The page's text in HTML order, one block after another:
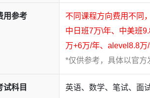
物坊创新实验基地
校培养创新人才的重要平台
VEX机器人、无人机在内
程不仅涵盖了当前科技领域的前沿技术
过实践操作和项目驱动的教学模式
98%被澳洲前3名校录取。
新加坡方向： 多位学生录取 新加坡国立
中国香港及澳门方向：四十余位学生
被
学、香港城市大学、澳门城市大学等港澳
德国方向： 近两百封德国名校录取
用参考
不同课程方向费用不同
中日班7万\年、中美班
万+6万/年、alevel8.8万/
*仅供参考，具体以官方
试科目 英语、数学、笔试、面